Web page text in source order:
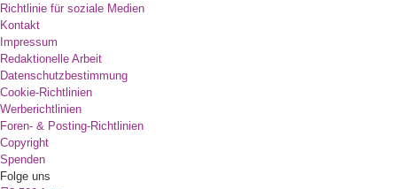
Richtlinie für soziale Medien
Kontakt
Impressum
Redaktionelle Arbeit
Datenschutzbestimmung
Cookie-Richtlinien
Werberichtlinien
Foren- & Posting-Richtlinien
Copyright
Spenden
Folge uns